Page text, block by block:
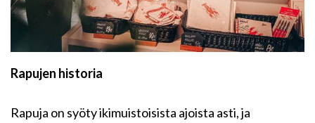
Rapujen historia
Rapuja on syöty ikimuistoisista ajoista asti, ja